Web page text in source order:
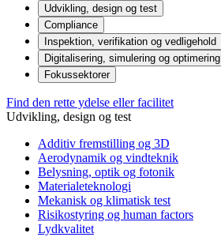
Udvikling, design og test
Compliance
Inspektion, verifikation og vedligehold
Digitalisering, simulering og optimering
Fokussektorer
Find den rette ydelse eller facilitet
Udvikling, design og test
Additiv fremstilling og 3D
Aerodynamik og vindteknik
Belysning, optik og fotonik
Materialeteknologi
Mekanisk og klimatisk test
Risikostyring og human factors
Lydkvalitet